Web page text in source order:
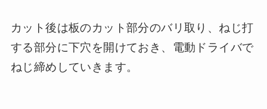
カット後は板のカット部分のバリ取り、ねじ打
する部分に下穴を開けておき、電動ドライバで
ねじ締めしていきます。